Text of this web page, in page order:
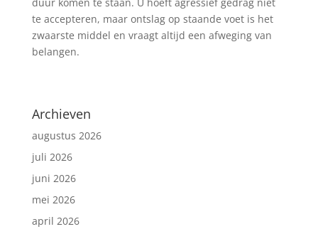
te accepteren, maar ontslag op staande voet is het
zwaarste middel en vraagt altijd een afweging van
belangen.
Archieven
augustus 2026
juli 2026
juni 2026
mei 2026
april 2026